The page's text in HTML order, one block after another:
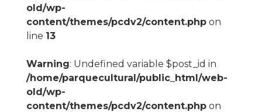
old/wp-
content/themes/pcdv2/content.phpon
line 13
Warning: Undefined variable $post_id in
/home/parquecultural/public_html/web-
old/wp-
content/themes/pcdv2/content.phpon